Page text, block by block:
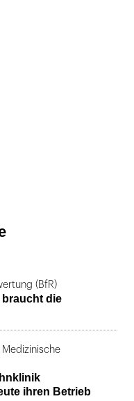
(BfR)
die
ihren Betrieb